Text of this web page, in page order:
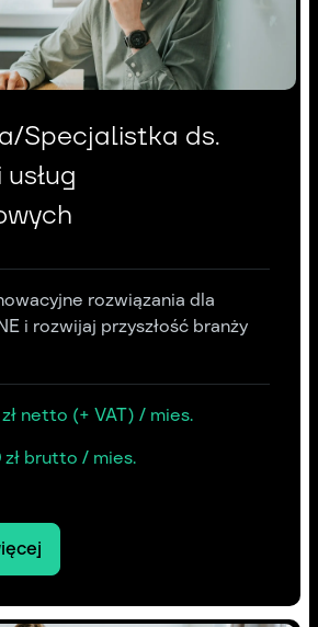
Specjalistka ds.
rozwiązania dla
i rozwijaj przyszłość branży
netto (+ VAT) / mies.
brutto / mies.